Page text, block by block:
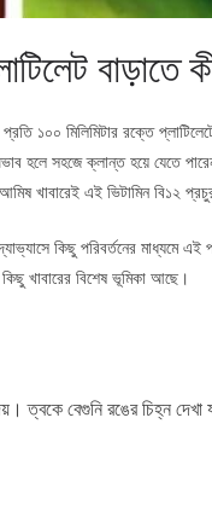
বাড়াতে
১০০ মিলিমিটার রক্তে
হলে সহজে ক্লান্ত হয়ে যেতে
খাবারেই এই ভিটামিন বি১২
কিছু পরিবর্তনের মাধ্যমে
খাবারের বিশেষ ভূমিকা আছে।
ত্বকে বেগুনি রঙের চিহ্ন